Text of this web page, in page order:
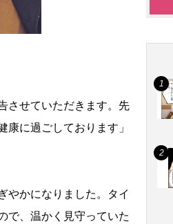
させていただきます。先
に過ごしております」
やかになりました。タイ
で、温かく見守っていた